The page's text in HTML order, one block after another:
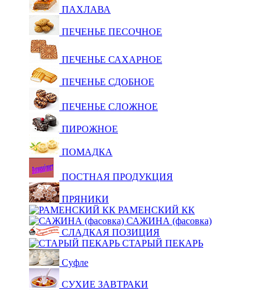
ПАХЛАВА
ПЕЧЕНЬЕ ПЕСОЧНОЕ
ПЕЧЕНЬЕ САХАРНОЕ
ПЕЧЕНЬЕ СДОБНОЕ
ПЕЧЕНЬЕ СЛОЖНОЕ
ПИРОЖНОЕ
ПОМАДКА
ПОСТНАЯ ПРОДУКЦИЯ
ПРЯНИКИ
РАМЕНСКИЙ КК
САЖИНА (фасовка)
СЛАДКАЯ ПОЗИЦИЯ
СТАРЫЙ ПЕКАРЬ
Суфле
СУХИЕ ЗАВТРАКИ